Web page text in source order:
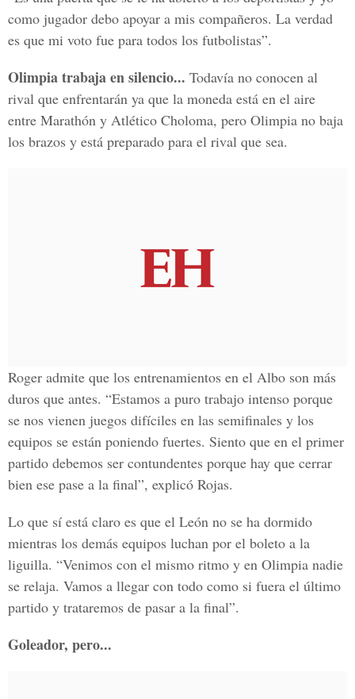
como jugador debo apoyar a mis compañeros. La verdad
es que mi voto fue para todos los futbolistas”.
Olimpia trabaja en silencio... Todavía no conocen al
rival que enfrentarán ya que la moneda está en el aire
entre Marathón y Atlético Choloma, pero Olimpia no baja
los brazos y está preparado para el rival que sea.
Roger admite que los entrenamientos en el Albo son más
duros que antes. “Estamos a puro trabajo intenso porque
se nos vienen juegos difíciles en las semifinales y los
equipos se están poniendo fuertes. Siento que en el primer
partido debemos ser contundentes porque hay que cerrar
bien ese pase a la final”, explicó Rojas.
Lo que sí está claro es que el León no se ha dormido
mientras los demás equipos luchan por el boleto a la
liguilla. “Venimos con el mismo ritmo y en Olimpia nadie
se relaja. Vamos a llegar con todo como si fuera el último
partido y trataremos de pasar a la final”.
Goleador, pero...